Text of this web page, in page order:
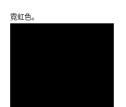
霓虹色。